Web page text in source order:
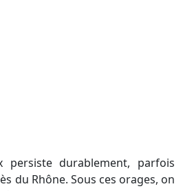
du Rhône. Sous ces orages, on